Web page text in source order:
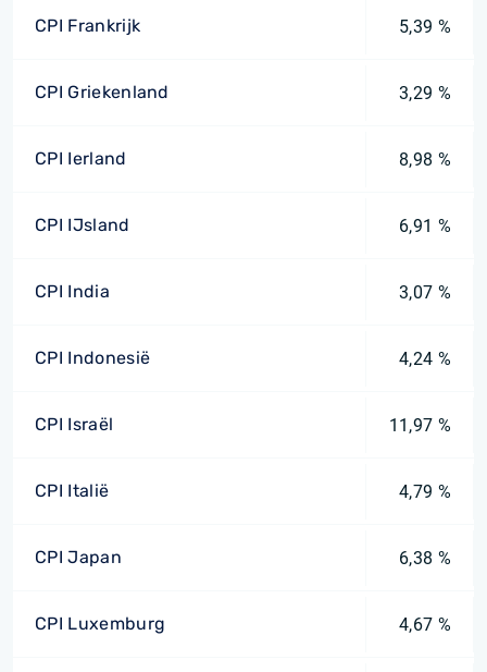
CPI Frankrijk 5,39 %
CPI Griekenland 3,29 %
CPI Ierland 8,98 %
CPI IJsland 6,91 %
CPI India 3,07 %
CPI Indonesië 4,24 %
CPI Israël 11,97 %
CPI Italië 4,79 %
CPI Japan 6,38 %
CPI Luxemburg 4,67 %